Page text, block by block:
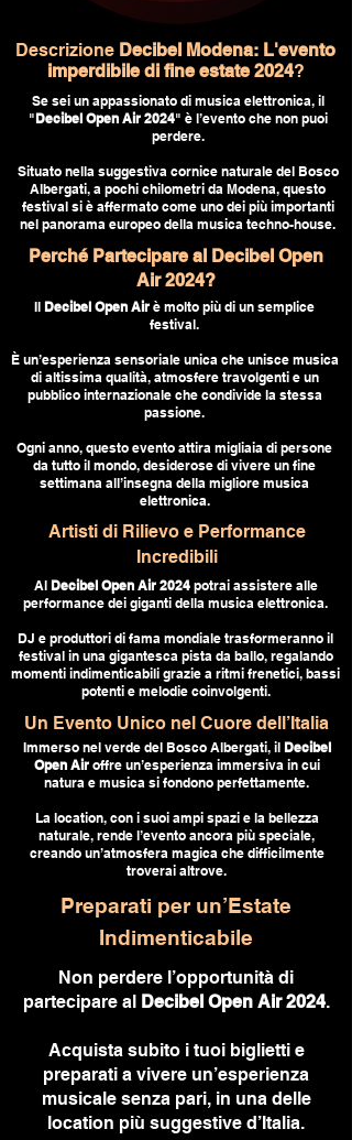
Descrizione Decibel Modena: L'evento
imperdibile di fine estate 2024?
Se sei un appassionato di musica elettronica, il
"Decibel Open Air 2024" è l’evento che non puoi
perdere.
Situato nella suggestiva cornice naturale del Bosco
Albergati, a pochi chilometri da Modena, questo
festival si è affermato come uno dei più importanti
nel panorama europeo della musica techno-house.
Perché Partecipare al Decibel Open
Air 2024?
Il Decibel Open Air è molto più di un semplice
festival.
È un’esperienza sensoriale unica che unisce musica
di altissima qualità, atmosfere travolgenti e un
pubblico internazionale che condivide la stessa
passione.
Ogni anno, questo evento attira migliaia di persone
da tutto il mondo, desiderose di vivere un fine
settimana all’insegna della migliore musica
elettronica.
Artisti di Rilievo e Performance
Incredibili
Al Decibel Open Air 2024potrai assistere alle
performance dei giganti della musica elettronica.
DJ e produttori di fama mondiale trasformeranno il
festival in una gigantesca pista da ballo, regalando
momenti indimenticabili grazie a ritmi frenetici, bassi
potenti e melodie coinvolgenti.
Un Evento Unico nel Cuore dell’Italia
Immerso nel verde del Bosco Albergati, il Decibel
Open Airoffre un’esperienza immersiva in cui
natura e musica si fondono perfettamente.
La location, con i suoi ampi spazi e la bellezza
naturale, rende l’evento ancora più speciale,
creando un’atmosfera magica che difficilmente
troverai altrove.
Preparati per un’Estate
Indimenticabile
Non perdere l’opportunità di
partecipare al Decibel Open Air 2024.
Acquista subito i tuoi biglietti e
preparati a vivere un’esperienza
musicale senza pari, in una delle
location più suggestive d’Italia.